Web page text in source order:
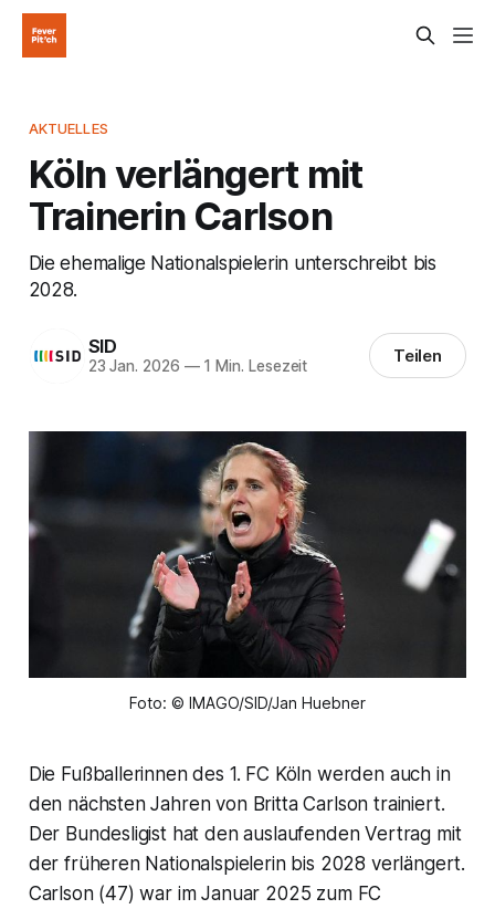
AKTUELLES
Köln verlängert mit
Trainerin Carlson
Die ehemalige Nationalspielerin unterschreibt bis
2028.
SID
23 Jan. 2026 —1 Min. Lesezeit Teilen
Foto: © IMAGO/SID/Jan Huebner
Die Fußballerinnen des 1. FC Köln werden auch in
den nächsten Jahren von Britta Carlson trainiert.
Der Bundesligist hat den auslaufenden Vertrag mit
der früheren Nationalspielerin bis 2028 verlängert.
Carlson (47) war im Januar 2025 zum FC